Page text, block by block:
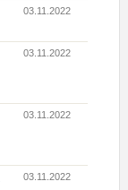
03.11.2022
03.11.2022
03.11.2022
03.11.2022